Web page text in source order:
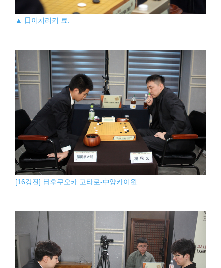
▲ 日이치리키 료.
[16강전] 日후쿠오카 고타로-中양카이원.